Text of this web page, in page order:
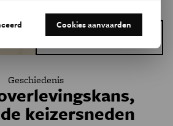
Dit is een artikel van:
Geschiedenis
keizersneden
Cookies aanvaarden